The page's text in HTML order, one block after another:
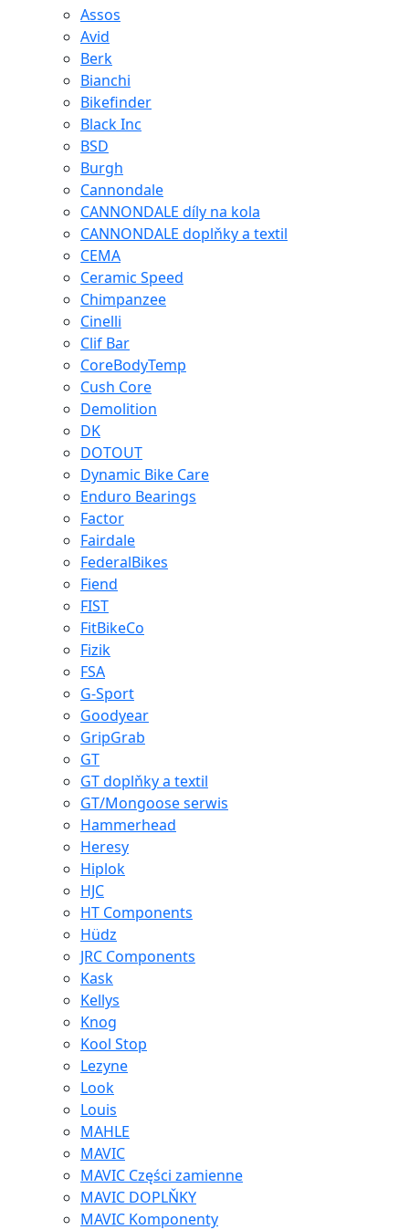
Assos
Avid
Berk
Bianchi
Bikefinder
Black Inc
BSD
Burgh
Cannondale
CANNONDALE díly na kola
CANNONDALE doplňky a textil
CEMA
Ceramic Speed
Chimpanzee
Cinelli
Clif Bar
CoreBodyTemp
Cush Core
Demolition
DK
DOTOUT
Dynamic Bike Care
Enduro Bearings
Factor
Fairdale
FederalBikes
Fiend
FIST
FitBikeCo
Fizik
FSA
G-Sport
Goodyear
GripGrab
GT
GT doplňky a textil
GT/Mongoose serwis
Hammerhead
Heresy
Hiplok
HJC
HT Components
Hüdz
JRC Components
Kask
Kellys
Knog
Kool Stop
Lezyne
Look
Louis
MAHLE
MAVIC
MAVIC Części zamienne
MAVIC DOPLŇKY
MAVIC Komponenty